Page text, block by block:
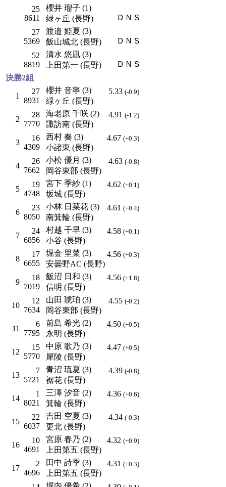
25
8611
櫻井 瑠子 (1)
緑ヶ丘 (長野)
ＤＮＳ
27
5369
渡邉 姫夏 (3)
飯山城北 (長野)
ＤＮＳ
52
8819
清水 悠凪 (3)
上田第一 (長野)
ＤＮＳ
決勝2組
1
27
8931
櫻井 音寧 (3)
緑ヶ丘 (長野)
5.33 (-0.9)
2
28
7770
海老原 千咲 (2)
諏訪南 (長野)
4.91 (-1.2)
3
16
4309
西村 奏 (3)
小諸東 (長野)
4.67 (+0.3)
4
26
7662
小松 優月 (3)
岡谷東部 (長野)
4.63 (-0.8)
5
19
4748
宮下 季紗 (1)
坂城 (長野)
4.62 (+0.1)
6
23
8050
小林 日菜花 (3)
南箕輪 (長野)
4.61 (+0.4)
7
24
6856
村越 千早 (3)
小谷 (長野)
4.58 (+0.1)
8
17
6655
堀金 里菜 (3)
安曇野AC (長野)
4.56 (+0.3)
9
18
7019
飯沼 日和 (3)
信明 (長野)
4.56 (+1.8)
10
12
7634
山田 琥珀 (3)
岡谷東部 (長野)
4.55 (-0.2)
11
6
7795
前島 希光 (2)
永明 (長野)
4.50 (+0.5)
12
15
5770
中原 歌乃 (3)
犀陵 (長野)
4.47 (+0.5)
13
7
5721
青沼 琉夏 (3)
裾花 (長野)
4.39 (-0.8)
14
1
8021
三澤 汐音 (2)
箕輪 (長野)
4.36 (+0.6)
15
22
6037
吉田 空夏 (3)
更北 (長野)
4.34 (-0.3)
16
10
4691
宮原 春乃 (2)
上田第五 (長野)
4.32 (+0.9)
17
2
4696
田中 詩季 (3)
上田第五 (長野)
4.31 (+0.3)